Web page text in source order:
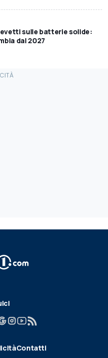
sulle batterie solide:
dal 2027
Contatti